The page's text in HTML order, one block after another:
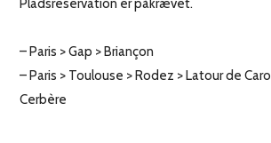
Pladsreservation er påkrævet.
– Paris > Gap > Briançon
– Paris > Toulouse > Rodez > Latour de
Cerbère